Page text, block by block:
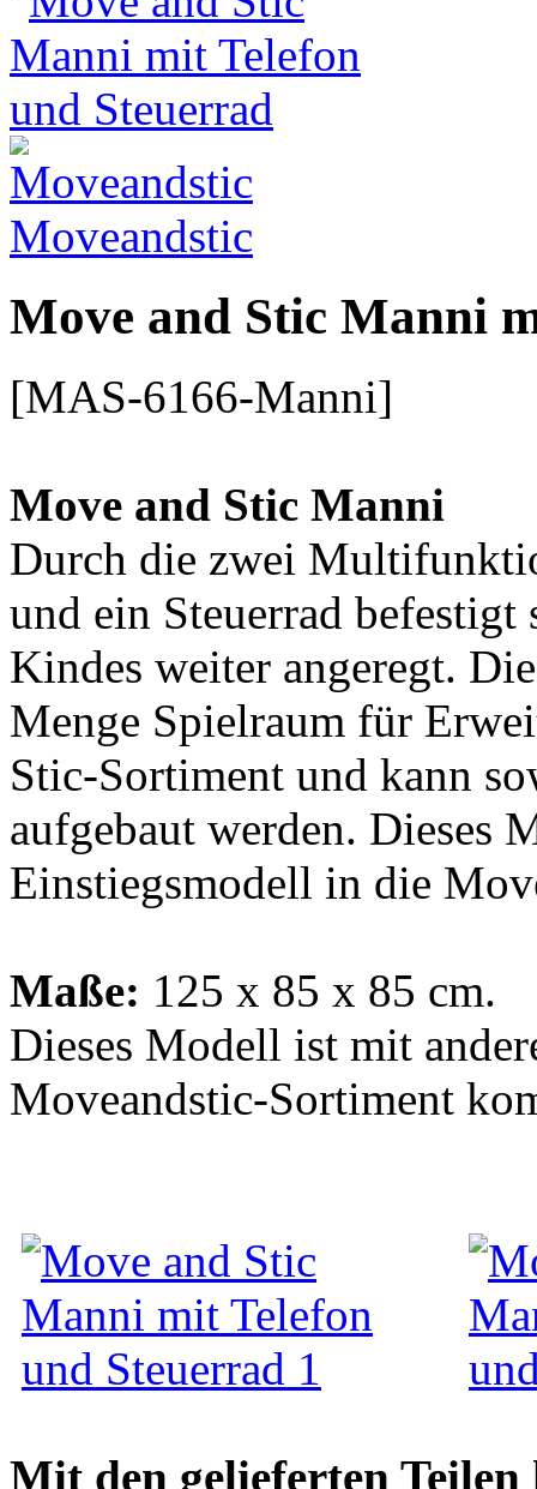
Moveandstic
Move and Stic Manni
[MAS-6166-Manni]
Move and Stic Manni
Durch die zwei
und ein Steuerrad
Kindes weiter angeregt.
Menge Spielraum für
Stic-Sortiment und kann
aufgebaut werden. Dieses
Einstiegsmodell in die
Maße: 125 x 85 x 85 cm.
Dieses Modell ist mit
Moveandstic-Sortiment
Mit den gelieferten